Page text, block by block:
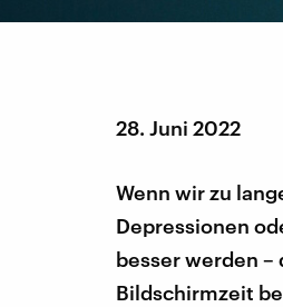
28. Juni 2022
Wenn wir zu
Depressionen
besser werden
Bildschirmzeit